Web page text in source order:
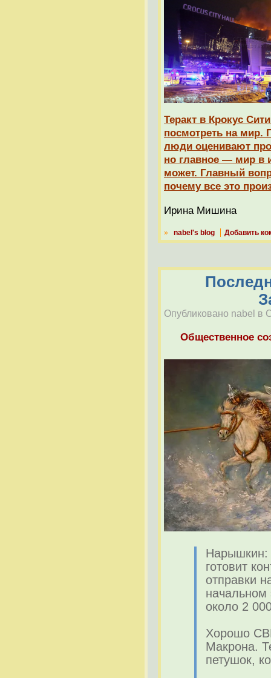
Теракт в Крокус
посмотреть на мир.
люди оценивают
но главное — мир в
может. Главный
почему все это
Ирина Мишина
» nabel's blog Добавить
Опубликовано nabel в
Общественное
Нарышкин:
готовит
отправки
начальном
около 2
Хорошо
Макрона.
петушок,